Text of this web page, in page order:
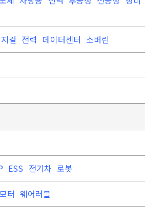
컬 전력 데이터센터 소버린
ESS 전기차 로봇
터 웨어러블